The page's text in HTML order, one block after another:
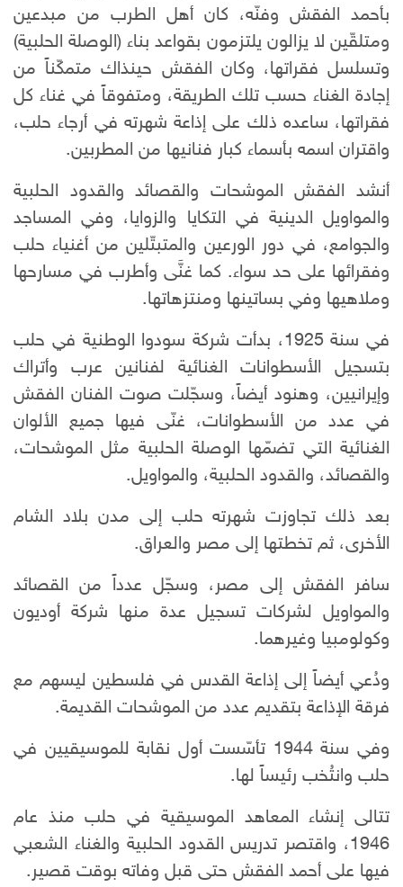
بأحمد الفقش وفنّه، كان أهل الطرب من مبدعين
ومتلقّين لا يزالون يلتزمون بقواعد بناء (الوصلة الحلبية)
وتسلسل فقراتها، وكان الفقش حينذاك متمكّناً من
إجادة الغناء حسب تلك الطريقة، ومتفوقاً في غناء كل
فقراتها، ساعده ذلك على إذاعة شهرته في أرجاء حلب،
واقتران اسمه بأسماء كبار فنانيها من المطربين.
أنشد الفقش الموشحات والقصائد والقدود الحلبية
والمواويل الدينية في التكايا والزوايا، وفي المساجد
والجوامع، في دور الورعين والمتبتّلين من أغنياء حلب
وفقرائها على حد سواء. كما غنَّى وأطرب في مسارحها
وملاهيها وفي بساتينها ومنتزهاتها.
في سنة 1925، بدأت شركة سودوا الوطنية في حلب
بتسجيل الأسطوانات الغنائية لفنانين عرب وأتراك
وإيرانيين، وهنود أيضاً، وسجّلت صوت الفنان الفقش
في عدد من الأسطوانات، غنّى فيها جميع الألوان
الغنائية التي تضمّها الوصلة الحلبية مثل الموشحات،
والقصائد، والقدود الحلبية، والمواويل.
بعد ذلك تجاوزت شهرته حلب إلى مدن بلاد الشام
الأخرى، ثم تخطتها إلى مصر والعراق.
سافر الفقش إلى مصر، وسجّل عدداً من القصائد
والمواويل لشركات تسجيل عدة منها شركة أوديون
وكولومبيا وغيرهما.
ودُعي أيضاً إلى إذاعة القدس في فلسطين ليسهم مع
فرقة الإذاعة بتقديم عدد من الموشحات القديمة.
وفي سنة 1944 تأسّست أول نقابة للموسيقيين في
حلب وانتُخب رئيساً لها.
تتالى إنشاء المعاهد الموسيقية في حلب منذ عام
1946، واقتصر تدريس القدود الحلبية والغناء الشعبي
فيها على أحمد الفقش حتى قبل وفاته بوقت قصير.